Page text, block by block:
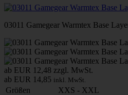
03011 Gamegear Warmtex Base
ab EUR 12,48 zzgl. MwSt.
ab EUR 14,85 inkl. MwSt.
Größen
XXS - XXL